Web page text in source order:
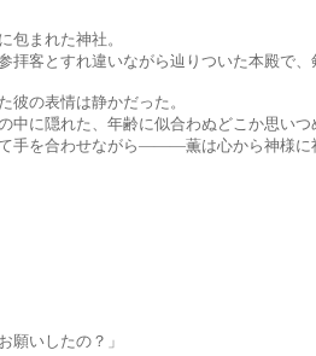
た神社。
いながら辿りついた本殿で、剣心
は静かだった。
年齢に似合わぬどこか思いつめた雰
ながら―――薫は心から神様に祈
たの？」